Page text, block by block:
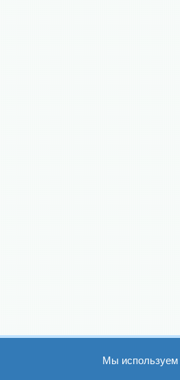
Мы используем